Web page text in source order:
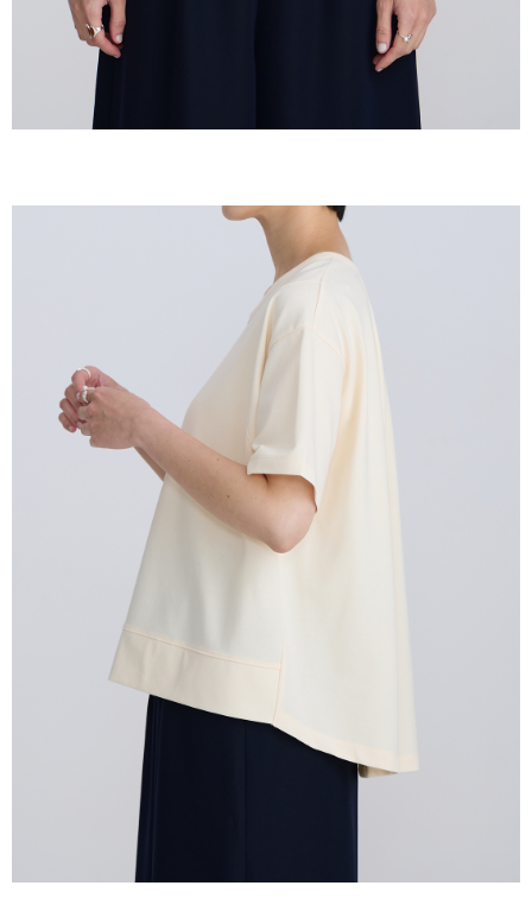
時審查核予不同之上限額度；若仍有額度不足之情形，本公司將視審查結果
請求用戶進行身份認證。
５．嚴禁一人註冊多個帳號或使用他人資訊註冊。若發現惡意使用之情形，
恩沛科技股份有限公司將有權停止該用戶之使用額度並採取法律行動。